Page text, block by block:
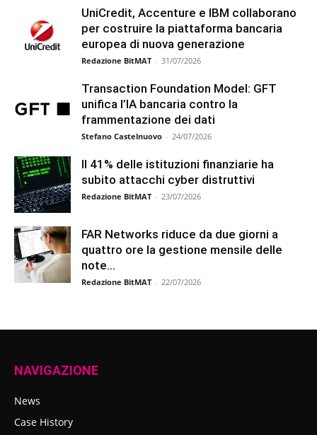
UniCredit, Accenture e IBM collaborano
per costruire la piattaforma bancaria
europea di nuova generazione
Redazione BitMAT - 31/07/2026
Transaction Foundation Model: GFT
unifica l’IA bancaria contro la
frammentazione dei dati
Stefano Castelnuovo - 24/07/2026
Il 41% delle istituzioni finanziarie ha
subito attacchi cyber distruttivi
Redazione BitMAT - 23/07/2026
FAR Networks riduce da due giorni a
quattro ore la gestione mensile delle
note...
Redazione BitMAT - 22/07/2026
NAVIGAZIONE
News
Case History